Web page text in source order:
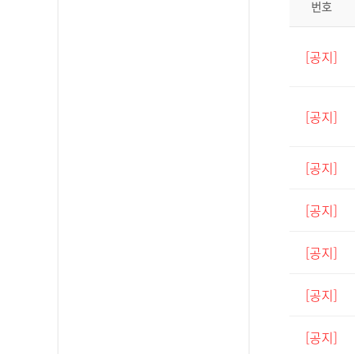
번호
[공지]
[공지]
[공지]
[공지]
[공지]
[공지]
[공지]